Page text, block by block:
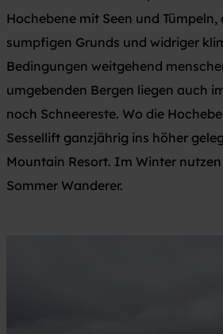
Hochebene mit Seen und
sumpfigen Grunds und widriger
Bedingungen weitgehend
umgebenden Bergen liegen auch
noch Schneereste. Wo die
Sessellift ganzjährig ins höher
Mountain Resort. Im Winter
Sommer Wanderer.